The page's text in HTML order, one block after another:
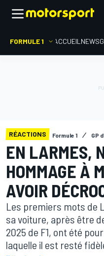
FORMULE 1 ACCUEIL NEWS
RÉACTIONS Formule 1 GP
EN LARMES,
HOMMAGE À
AVOIR
Les premiers mots de
sa voiture, après être
2025 de F1, ont été
laquelle il est resté